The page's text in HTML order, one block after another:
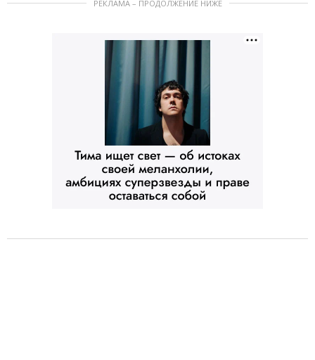
РЕКЛАМА – ПРОДОЛЖЕНИЕ НИЖЕ